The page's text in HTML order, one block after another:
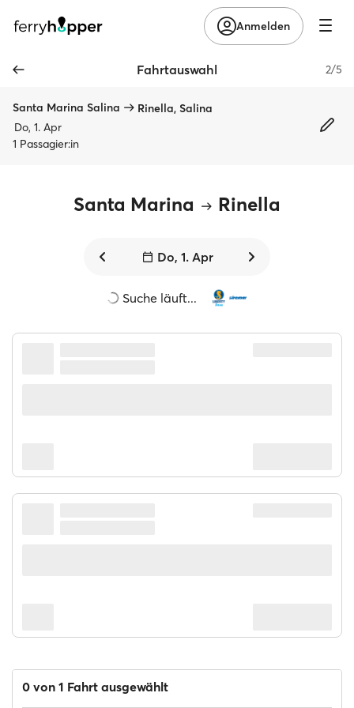
Anmelden
Fahrtauswahl 2/5
Santa Marina Salina
Rinella, Salina
Do, 1. Apr
1 Passagier:in
Santa Marina Rinella
Do, 1. Apr
Suche läuft...
0 von 1 Fahrt ausgewählt